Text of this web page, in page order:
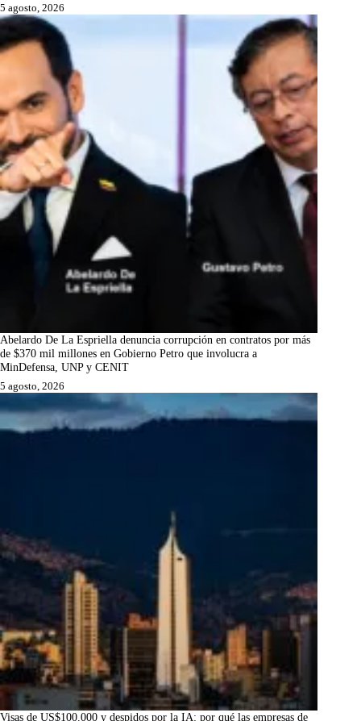
5 agosto, 2026
Abelardo De La Espriella denuncia corrupción en contratos por más
de $370 mil millones en Gobierno Petro que involucra a
MinDefensa, UNP y CENIT
5 agosto, 2026
Visas de US$100.000 y despidos por la IA: por qué las empresas de